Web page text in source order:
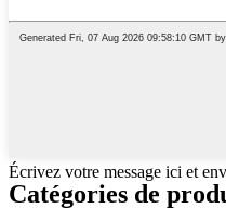
Écrivez votre message ici et
Catégories de